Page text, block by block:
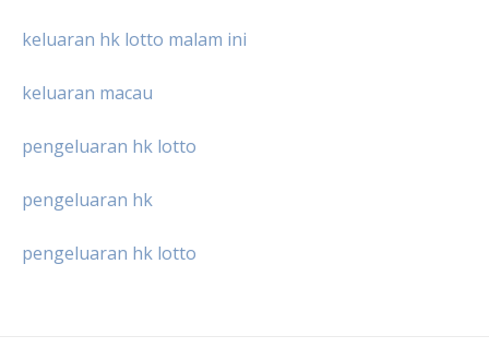
keluaran hk lotto malam ini
keluaran macau
pengeluaran hk lotto
pengeluaran hk
pengeluaran hk lotto